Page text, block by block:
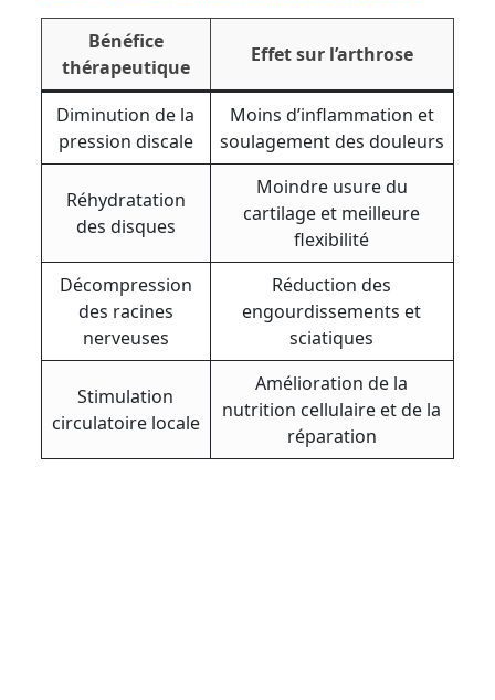
Bénéfice
thérapeutique
Effet sur l’arthrose
Diminution de la
pression discale
Moins d’inflammation et
soulagement des douleurs
Réhydratation
des disques
Moindre usure du
cartilage et meilleure
flexibilité
Décompression
des racines
nerveuses
Réduction des
engourdissements et
sciatiques
Stimulation
circulatoire locale
Amélioration de la
nutrition cellulaire et de la
réparation